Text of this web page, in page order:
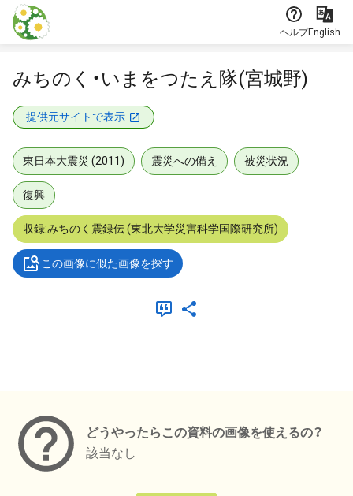
本文に飛ぶ
ヘルプEnglish
みちのく・いまをつたえ隊(宮城野)
提供元サイトで表示
東日本大震災 (2011) 震災への備え 被災状況
復興
収録:みちのく震録伝 (東北大学災害科学国際研究所)
この画像に似た画像を探す
どうやったらこの資料の画像を使えるの？
該当なし